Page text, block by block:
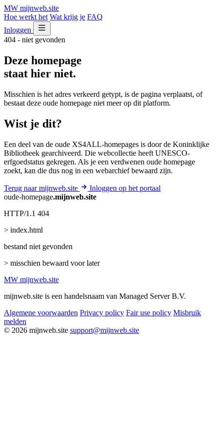
MW mijnweb.site
Hoe werkt het Wat krijg je FAQ
Inloggen
404 - niet gevonden
Deze homepage
staat hier niet.
Misschien is het adres verkeerd getypt, is de pagina verplaatst, of
bestaat deze oude homepage niet meer op dit platform.
Wist je dit?
Een deel van de oude XS4ALL-homepages is door de Koninklijke
Bibliotheek gearchiveerd. Die webcollectie heeft UNESCO-
erfgoedstatus gekregen. Als je een verdwenen oude homepage
zoekt, kan die dus nog in een webarchief bewaard zijn.
Terug naar mijnweb.site
Inloggen op het portaal
oude-homepage.mijnweb.site
HTTP/1.1 404
> index.html
bestand niet gevonden
> misschien bewaard voor later
MW mijnweb.site
mijnweb.site is een handelsnaam van Managed Server B.V.
Algemene voorwaarden Privacy policy Fair use policy Misbruik
melden
© 2026 mijnweb.site support@mijnweb.site